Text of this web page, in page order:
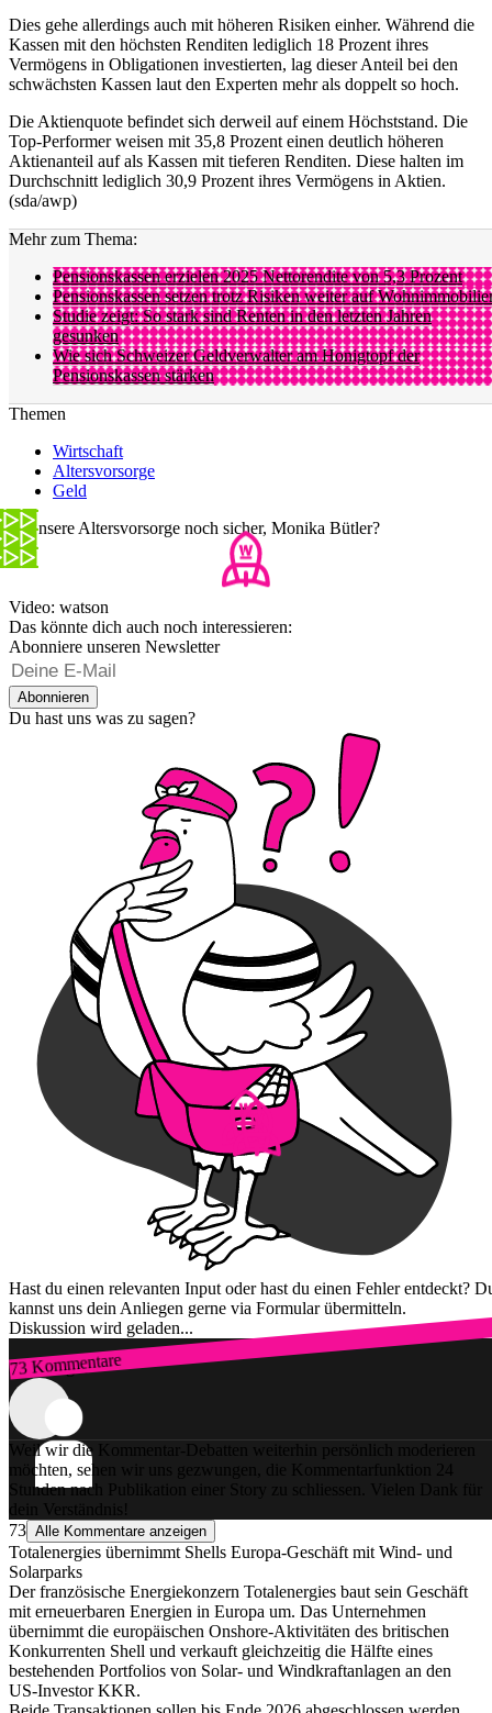
Dies gehe allerdings auch mit höheren Risiken einher. Während die
Kassen mit den höchsten Renditen lediglich 18 Prozent ihres
Vermögens in Obligationen investierten, lag dieser Anteil bei den
schwächsten Kassen laut den Experten mehr als doppelt so hoch.
Die Aktienquote befindet sich derweil auf einem Höchststand. Die
Top-Performer weisen mit 35,8 Prozent einen deutlich höheren
Aktienanteil auf als Kassen mit tieferen Renditen. Diese halten im
Durchschnitt lediglich 30,9 Prozent ihres Vermögens in Aktien.
(sda/awp)
Mehr zum Thema:
Pensionskassen erzielen 2025 Nettorendite von 5,3 Prozent
Pensionskassen setzen trotz Risiken weiter auf
Studie zeigt: So stark sind Renten in den letzten Jahren
gesunken
Wie sich Schweizer Geldverwalter am Honigtopf der
Pensionskassen stärken
Themen
Wirtschaft
Altersvorsorge
Geld
Ist unsere Altersvorsorge noch sicher, Monika Bütler?
Video: watson
Das könnte dich auch noch interessieren:
Abonniere unseren Newsletter
Abonnieren
Du hast uns was zu sagen?
Hast du einen relevanten Input oder hast du einen Fehler entdeckt?
kannst uns dein Anliegen gerne via Formular übermitteln.
Diskussion wird geladen...
73 Kommentare
Zum Login
Weil wir die Kommentar-Debatten weiterhin persönlich moderieren
möchten, sehen wir uns gezwungen, die Kommentarfunktion 24
Stunden nach Publikation einer Story zu schliessen. Vielen Dank für
dein Verständnis!
73 Alle Kommentare anzeigen
Totalenergies übernimmt Shells Europa-Geschäft mit Wind- und
Solarparks
Der französische Energiekonzern Totalenergies baut sein Geschäft
mit erneuerbaren Energien in Europa um. Das Unternehmen
übernimmt die europäischen Onshore-Aktivitäten des britischen
Konkurrenten Shell und verkauft gleichzeitig die Hälfte eines
bestehenden Portfolios von Solar- und Windkraftanlagen an den
US-Investor KKR.